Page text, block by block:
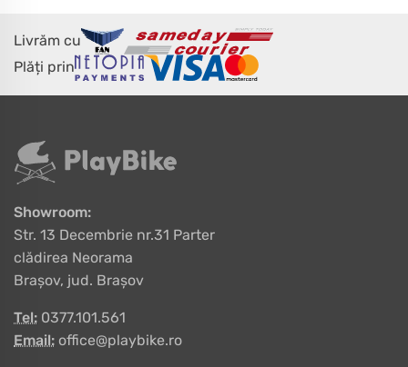
Livrăm cu
Plăți prin
Showroom:
Str. 13 Decembrie nr.31 Parter
clădirea Neorama
Brașov, jud. Brașov
Tel: 0377.101.561
Email: office@playbike.ro